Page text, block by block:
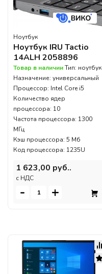
Ноутбук
Ноутбук IRU Tactio
14ALH 2058896
Товар в наличииТип: ноутбук
Назначение: универсальный
Процессор: Intel Core i5
Количество ядер
процессора: 10
Частота процессора: 1300
МГц
Кэш процессора: 5 Мб
Код процессора: 1235U
1 623,00 руб..
c НДС
- +